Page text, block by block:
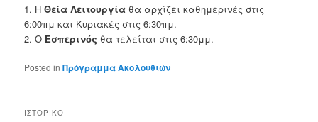
1. ΗΘεία Λειτουργία θα αρχίζει καθημερινές στις
6:00πμ και Κυριακές στις 6:30πμ.
2. Ο Εσπερινός θα τελείται στις 6:30μμ.
Posted in Πρόγραμμα Ακολουθιών
ΙΣΤΟΡΙΚΌ